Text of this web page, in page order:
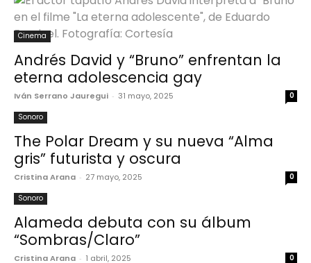
Cinema
Andrés David y “Bruno” enfrentan la
eterna adolescencia gay
Iván Serrano Jauregui - 31 mayo, 2025 0
Sonoro
The Polar Dream y su nueva “Alma
gris” futurista y oscura
Cristina Arana - 27 mayo, 2025 0
Sonoro
Alameda debuta con su álbum
“Sombras/Claro”
Cristina Arana - 1 abril, 2025 0